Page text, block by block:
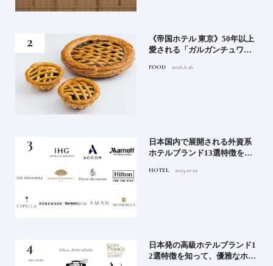
《帝国ホテル 東京》50年以上
愛される「ガルガンチュワ」
テルの美味しいスイーツ
FOOD 2026.6.16
日本国内で展開される外資系
ホテルブランド13選特徴を知
満喫｜ホテルブランド大解剖
HOTEL 2025.10.22
日本発の高級ホテルブランド1
2選特徴を知って、優雅なホテ